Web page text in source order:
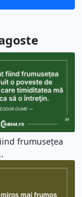
frumuseţea